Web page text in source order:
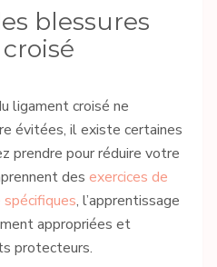
blessures
ligament croisé ne
évitées, il existe certaines
prendre pour réduire votre
des exercices de
, l’apprentissage
appropriées et
protecteurs.